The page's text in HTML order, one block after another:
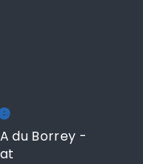
du Borrey -